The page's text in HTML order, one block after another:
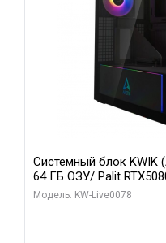
Системный блок KWIK
64 ГБ ОЗУ/ Palit
GDDR7 256bit 3xDP HD/
Модель: KW-Live0078